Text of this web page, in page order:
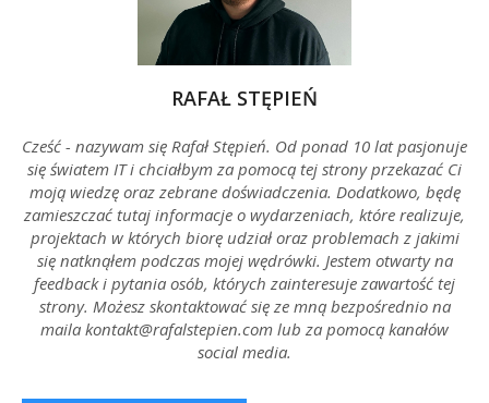
Rafał
Stępień
RAFAŁ STĘPIEŃ
Cześć - nazywam się Rafał Stępień. Od ponad 10 lat pasjonuje
się światem IT i chciałbym za pomocą tej strony przekazać Ci
moją wiedzę oraz zebrane doświadczenia. Dodatkowo, będę
zamieszczać tutaj informacje o wydarzeniach, które realizuje,
projektach w których biorę udział oraz problemach z jakimi
się natknąłem podczas mojej wędrówki. Jestem otwarty na
feedback i pytania osób, których zainteresuje zawartość tej
strony. Możesz skontaktować się ze mną bezpośrednio na
maila kontakt@rafalstepien.com lub za pomocą kanałów
social media.